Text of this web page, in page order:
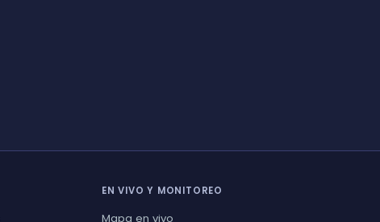
EN VIVO Y MONITOREO
Mapa en vivo